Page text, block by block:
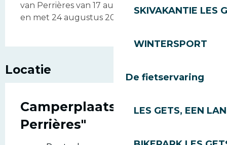
SKIVAKANTIE LES
WINTERSPORT
De fietservaring
LES GETS, EEN
van Perrières van 17 augustus 08.00 uur tot
en met 24 augustus 2026 08.00 uur.
Locatie
Camperplaats "Les
Perrières"